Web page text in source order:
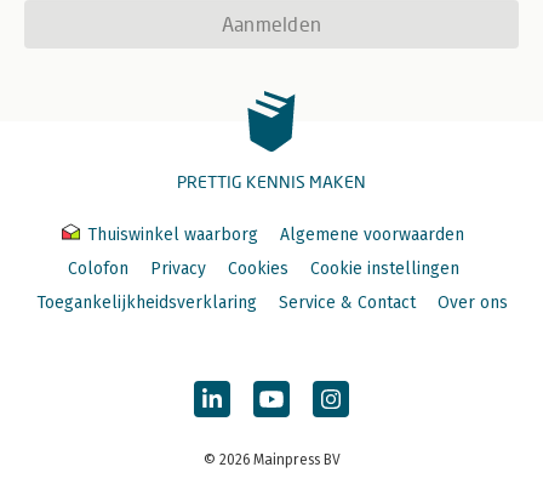
Aanmelden
PRETTIG KENNIS MAKEN
Thuiswinkel waarborg
Algemene voorwaarden
Colofon
Privacy Cookies
Cookie instellingen
Toegankelijkheidsverklaring
Service & Contact Over ons
© 2026 Mainpress BV